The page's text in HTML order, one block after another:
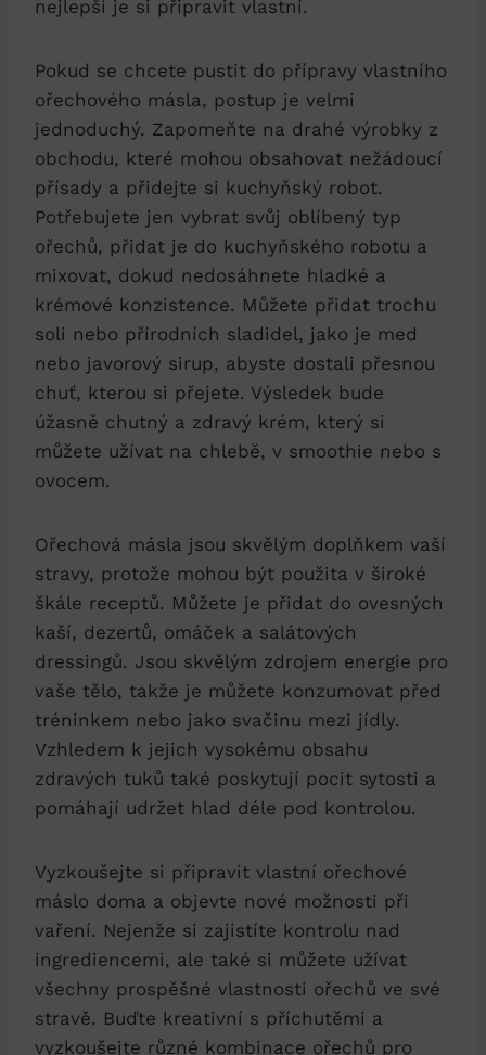
nejlepší je si připravit vlastní.
Pokud se chcete pustit do přípravy vlastního
ořechového másla, postup je velmi
jednoduchý. Zapomeňte na drahé výrobky z
obchodu, které mohou obsahovat nežádoucí
přísady a přidejte si kuchyňský robot.
Potřebujete jen vybrat svůj oblíbený typ
ořechů, přidat je do kuchyňského robotu a
mixovat, dokud nedosáhnete hladké a
krémové konzistence. Můžete přidat trochu
soli nebo přírodních sladidel, jako je med
nebo javorový sirup, abyste dostali přesnou
chuť, kterou si přejete. Výsledek bude
úžasně chutný a zdravý krém, který si
můžete užívat na chlebě, v smoothie nebo s
ovocem.
Ořechová másla jsou skvělým doplňkem vaší
stravy, protože mohou být použita v široké
škále receptů. Můžete je přidat do ovesných
kaší, dezertů, omáček a salátových
dressingů. Jsou skvělým zdrojem energie pro
vaše tělo, takže je můžete konzumovat před
tréninkem nebo jako svačinu mezi jídly.
Vzhledem k jejich vysokému obsahu
zdravých tuků také poskytují pocit sytosti a
pomáhají udržet hlad déle pod kontrolou.
Vyzkoušejte si připravit vlastní ořechové
máslo doma a objevte nové možnosti při
vaření. Nejenže si zajistíte kontrolu nad
ingrediencemi, ale také si můžete užívat
všechny prospěšné vlastnosti ořechů ve své
stravě. Buďte kreativní s příchutěmi a
vyzkoušejte různé kombinace ořechů pro